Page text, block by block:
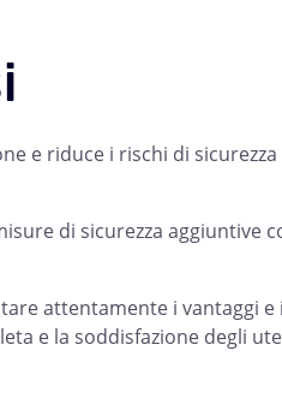
e riduce i rischi di
di sicurezza
attentamente i vantaggi
e la soddisfazione degli